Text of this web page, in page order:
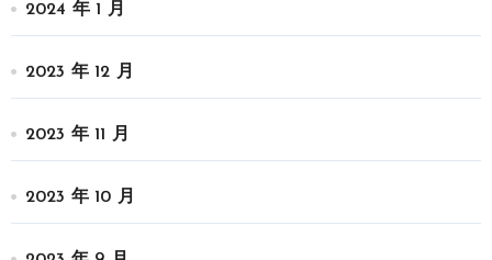
2024 年 1 月
2023 年 12 月
2023 年 11 月
2023 年 10 月